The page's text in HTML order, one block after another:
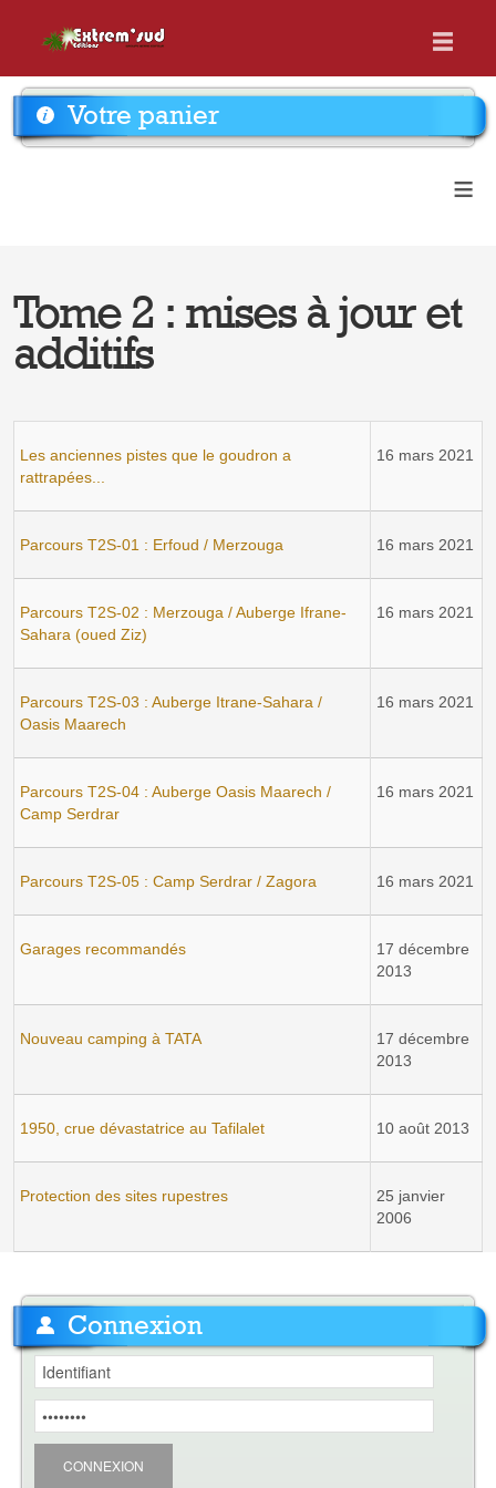
Votre panier
≡
Tome 2 : mises à jour et
additifs
Les anciennes pistes que le goudron a
rattrapées...
16 mars 2021
Parcours T2S-01 : Erfoud / Merzouga 16 mars 2021
Parcours T2S-02 : Merzouga / Auberge Ifrane-
Sahara (oued Ziz)
16 mars 2021
Parcours T2S-03 : Auberge Itrane-Sahara /
Oasis Maarech
16 mars 2021
Parcours T2S-04 : Auberge Oasis Maarech /
Camp Serdrar
16 mars 2021
Parcours T2S-05 : Camp Serdrar / Zagora 16 mars 2021
Garages recommandés
17 décembre
2013
Nouveau camping à TATA
17 décembre
2013
1950, crue dévastatrice au Tafilalet 10 août 2013
Protection des sites rupestres
25 janvier
2006
Connexion
CONNEXION